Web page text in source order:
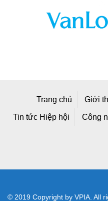
Trang chủ Giới
Tin tức Hiệp hội Công
© 2019 Copyright by VPIA. All